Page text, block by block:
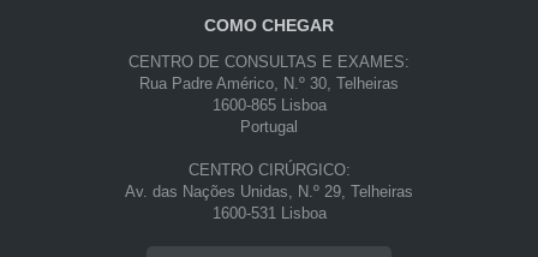
COMO CHEGAR
CENTRO DE CONSULTAS E EXAMES:
Rua Padre Américo, N.º 30, Telheiras
1600-865 Lisboa
Portugal
CENTRO CIRÚRGICO:
Av. das Nações Unidas, N.º 29, Telheiras
1600-531 Lisboa